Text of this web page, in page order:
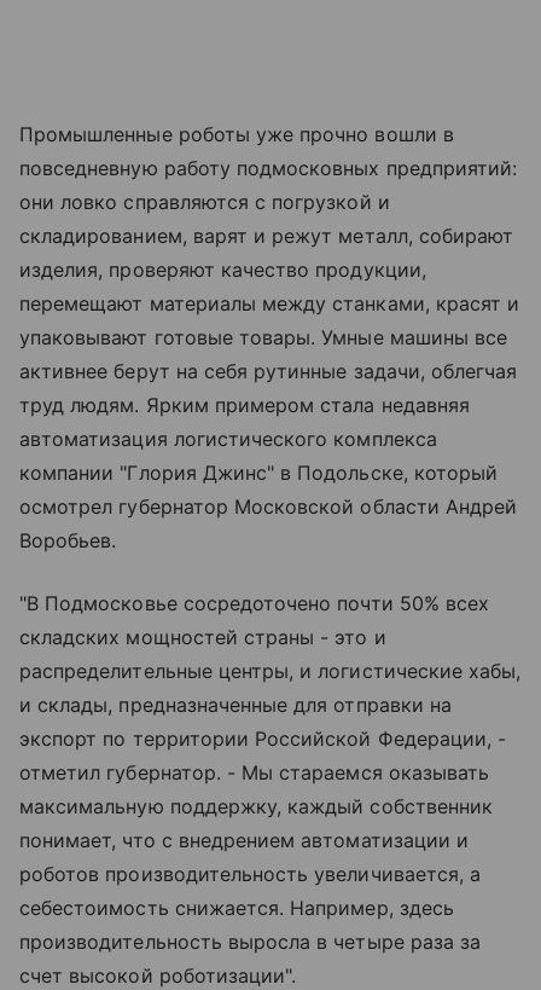
Промышленные роботы уже прочно вошли в
повседневную работу подмосковных предприятий:
они ловко справляются с погрузкой и
складированием, варят и режут металл, собирают
изделия, проверяют качество продукции,
перемещают материалы между станками, красят и
упаковывают готовые товары. Умные машины все
активнее берут на себя рутинные задачи, облегчая
труд людям. Ярким примером стала недавняя
автоматизация логистического комплекса
компании "Глория Джинс" в Подольске, который
осмотрел губернатор Московской области Андрей
Воробьев.
"В Подмосковье сосредоточено почти 50% всех
складских мощностей страны - это и
распределительные центры, и логистические хабы,
и склады, предназначенные для отправки на
экспорт по территории Российской Федерации, -
отметил губернатор. - Мы стараемся оказывать
максимальную поддержку, каждый собственник
понимает, что с внедрением автоматизации и
роботов производительность увеличивается, а
себестоимость снижается. Например, здесь
производительность выросла в четыре раза за
счет высокой роботизации".